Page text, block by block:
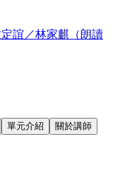
誼／林家麒（朗讀
單元介紹
關於講師